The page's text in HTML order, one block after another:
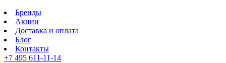
Бренды
Акции
Доставка и оплата
Блог
Контакты
+7 495 611-11-14